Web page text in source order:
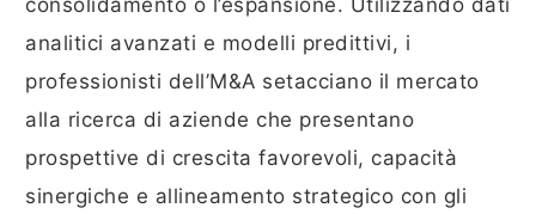
consolidamento o l’espansione. Utilizzando dati
analitici avanzati e modelli predittivi, i
professionisti dell’M&A setacciano il mercato
alla ricerca di aziende che presentano
prospettive di crescita favorevoli, capacità
sinergiche e allineamento strategico con gli